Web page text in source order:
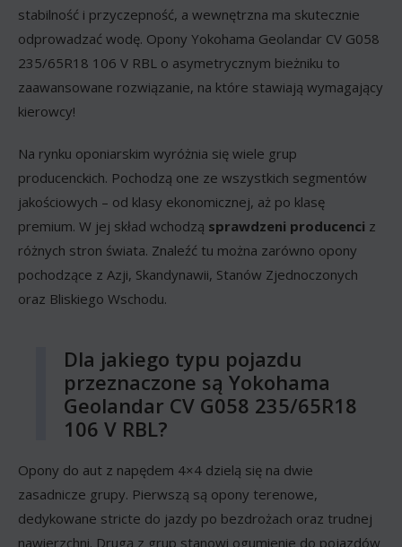
stabilność i przyczepność, a wewnętrzna ma skutecznie
odprowadzać wodę. Opony Yokohama Geolandar CV G058
235/65R18 106 V RBL o asymetrycznym bieżniku to
zaawansowane rozwiązanie, na które stawiają wymagający
kierowcy!
Na rynku oponiarskim wyróżnia się wiele grup
producenckich. Pochodzą one ze wszystkich segmentów
jakościowych – od klasy ekonomicznej, aż po klasę
premium. W jej skład wchodzą sprawdzeni producenci z
różnych stron świata. Znaleźć tu można zarówno opony
pochodzące z Azji, Skandynawii, Stanów Zjednoczonych
oraz Bliskiego Wschodu.
Dla jakiego typu pojazdu
przeznaczone są Yokohama
Geolandar CV G058 235/65R18
106 V RBL?
Opony do aut z napędem 4×4 dzielą się na dwie
zasadnicze grupy. Pierwszą są opony terenowe,
dedykowane stricte do jazdy po bezdrożach oraz trudnej
nawierzchni. Drugą z grup stanowi ogumienie do pojazdów